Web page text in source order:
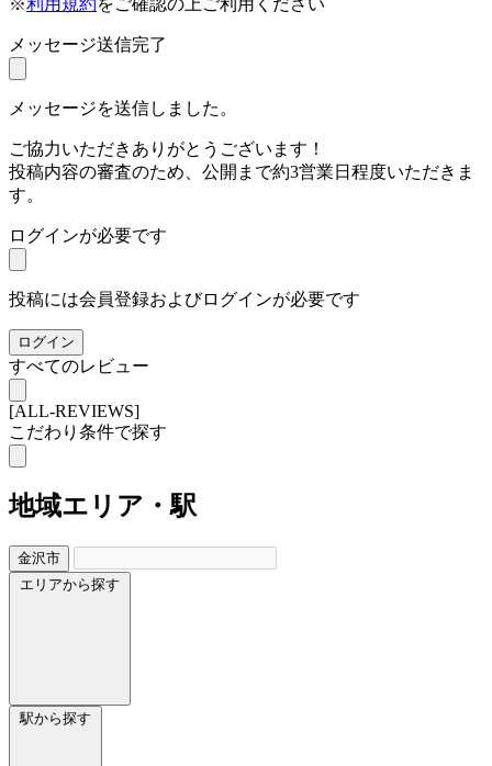
メッセージ送信完了
メッセージを送信しました。
ご協力いただきありがとうございます！
投稿内容の審査のため、公開まで約3営業日程度いただきま
す。
ログインが必要です
投稿には会員登録およびログインが必要です
ログイン
すべてのレビュー
[ALL-REVIEWS]
こだわり条件で探す
地域エリア・駅
金沢市
エリアから探す
駅から探す